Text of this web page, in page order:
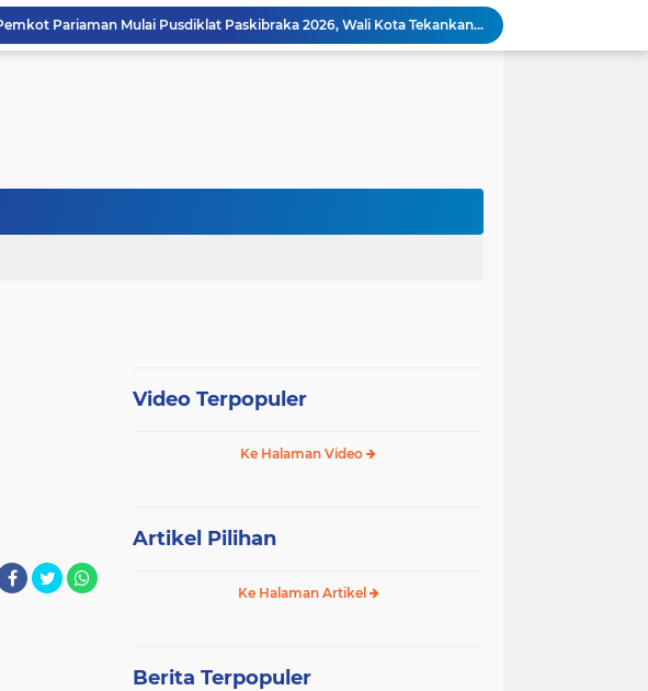
Pemkot Pariaman Mulai Pusdiklat Paskibraka 2026, Wali Kota Tekankan Pentingnya Disiplin
Pisah Sambut Kapolres, Yota Balad Tekankan Pentingnya Sinergi Jaga Kondusivitas Daerah
Wali Kota Pariaman Salurkan Bantuan bagi Korban Pohon Tumbang, Rumah Rusak Berat Akan Dibedah
Video Terpopuler
Ke Halaman Video
Artikel Pilihan
Ke Halaman Artikel
Berita Terpopuler